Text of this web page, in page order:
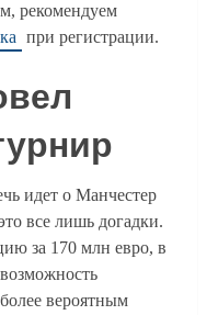
рекомендуем
при регистрации.
идет о Манчестер
все лишь догадки.
за 170 млн евро, в
вероятным